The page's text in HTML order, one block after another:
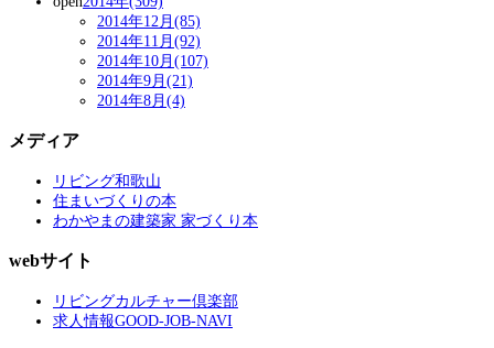
2014年12月(85)
2014年11月(92)
2014年10月(107)
2014年9月(21)
2014年8月(4)
メディア
リビング和歌山
住まいづくりの本
わかやまの建築家 家づくり本
webサイト
リビングカルチャー倶楽部
求人情報GOOD-JOB-NAVI